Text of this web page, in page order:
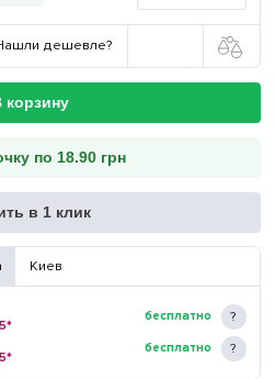
дешевле?
корзину
по 18.90 грн
в 1 клик
Киев
бесплатно
бесплатно